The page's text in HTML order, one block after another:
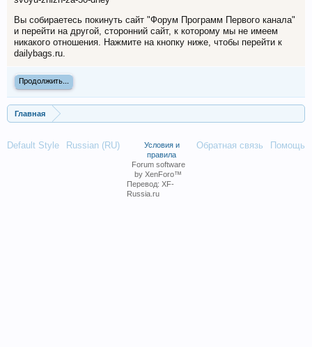
Вы собираетесь покинуть сайт "Форум Программ Первого канала"
и перейти на другой, сторонний сайт, к которому мы не имеем
никакого отношения. Нажмите на кнопку ниже, чтобы перейти к
dailybags.ru.
Продолжить...
Главная
Default Style Russian (RU) Обратная связь Помощь
Условия и
правила
Forum software
by XenForo™
Перевод: XF-
Russia.ru